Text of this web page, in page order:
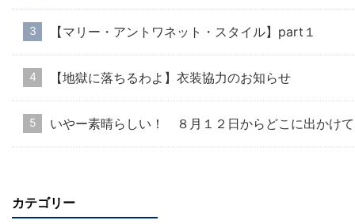
【マリー・アントワネット・スタイル】part１
【地獄に落ちるわよ】衣装協力のお知らせ
いやー素晴らしい！ ８月１２日からどこに出かけ
カテゴリー